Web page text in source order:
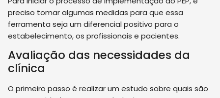
preciso tomar algumas medidas para que essa
ferramenta seja um diferencial positivo para o
estabelecimento, os profissionais e pacientes.
Avaliação das necessidades da
clínica
O primeiro passo é realizar um estudo sobre quais são